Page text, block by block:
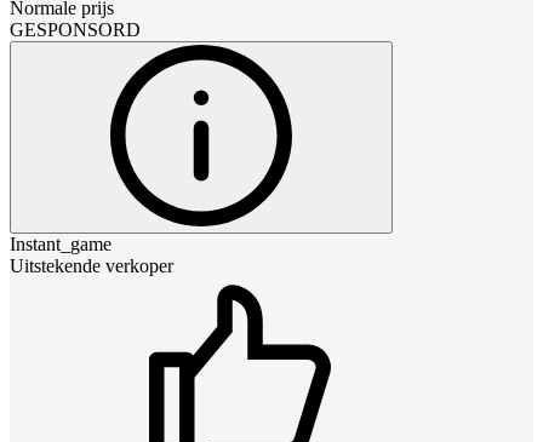
Normale prijs
GESPONSORD
Instant_game
Uitstekende verkoper